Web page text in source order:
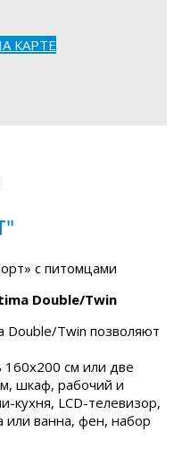
КАРТЕ
с питомцами
Double/Twin
Double/Twin позволяют
160х200 см или две
шкаф, рабочий и
кухня, LCD-телевизор,
или ванна, фен, набор